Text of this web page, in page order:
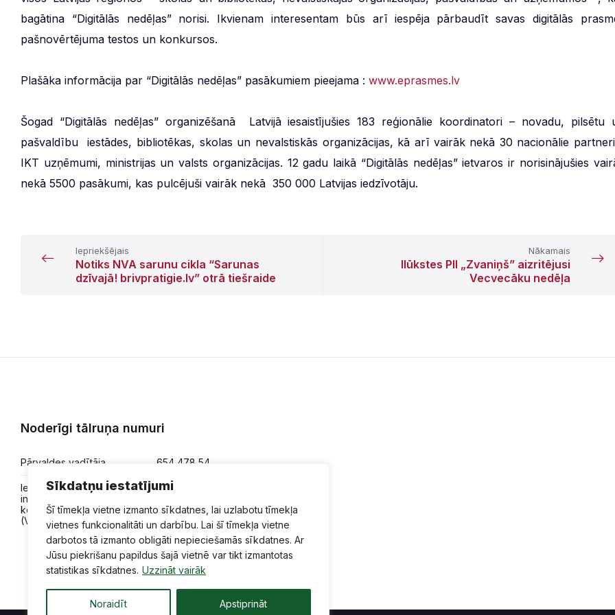
Sīkdatņu iestatījumi
Šī tīmekļa vietne izmanto sīkdatnes, lai uzlabotu tīmekļa
vietnes funkcionalitāti un darbību. Lai šī tīmekļa vietne
darbotos tā izmanto obligāti nepieciešamās sīkdatnes. Ar
Jūsu piekrišanu papildus šajā vietnē var tikt izmantotas
statistikas sīkdatnes. Uzzināt vairāk
Noraidīt Apstiprināt
bagātina “Digitālās nedēļas” norisi. Ikvienam interesentam būs arī iespēja pārbaudīt savas digitālās
pašnovērtējuma testos un konkursos.
Plašāka informācija par “Digitālās nedēļas” pasākumiem pieejama : www.eprasmes.lv
Šogad “Digitālās nedēļas” organizēšanā Latvijā iesaistījušies 183 reģionālie koordinatori – novadu, pilsētu
pašvaldību iestādes, bibliotēkas, skolas un nevalstiskās organizācijas, kā arī vairāk nekā 30 nacionālie
IKT uzņēmumi, ministrijas un valsts organizācijas. 12 gadu laikā “Digitālās nedēļas” ietvaros ir norisinājušies
nekā 5500 pasākumi, kas pulcējuši vairāk nekā 350 000 Latvijas iedzīvotāju.
Iepriekšējais
Notiks NVA sarunu cikla “Sarunas
dzīvajā! brivpratigie.lv” otrā tiešraide
Nākamais
Ilūkstes PII „Zvaniņš” aizritējusi
Vecvecāku nedēļa
Noderīgi tālruņa numuri
Pārvaldes vadītāja 654 478 54
Iesniegumi,
informācija,
konsultācijas
(VPVKAC)
654 478 50